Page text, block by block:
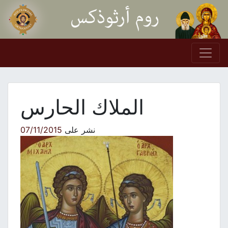
Skip to content
Main Navigation
الملاك الحارس
نشر على07/11/2015